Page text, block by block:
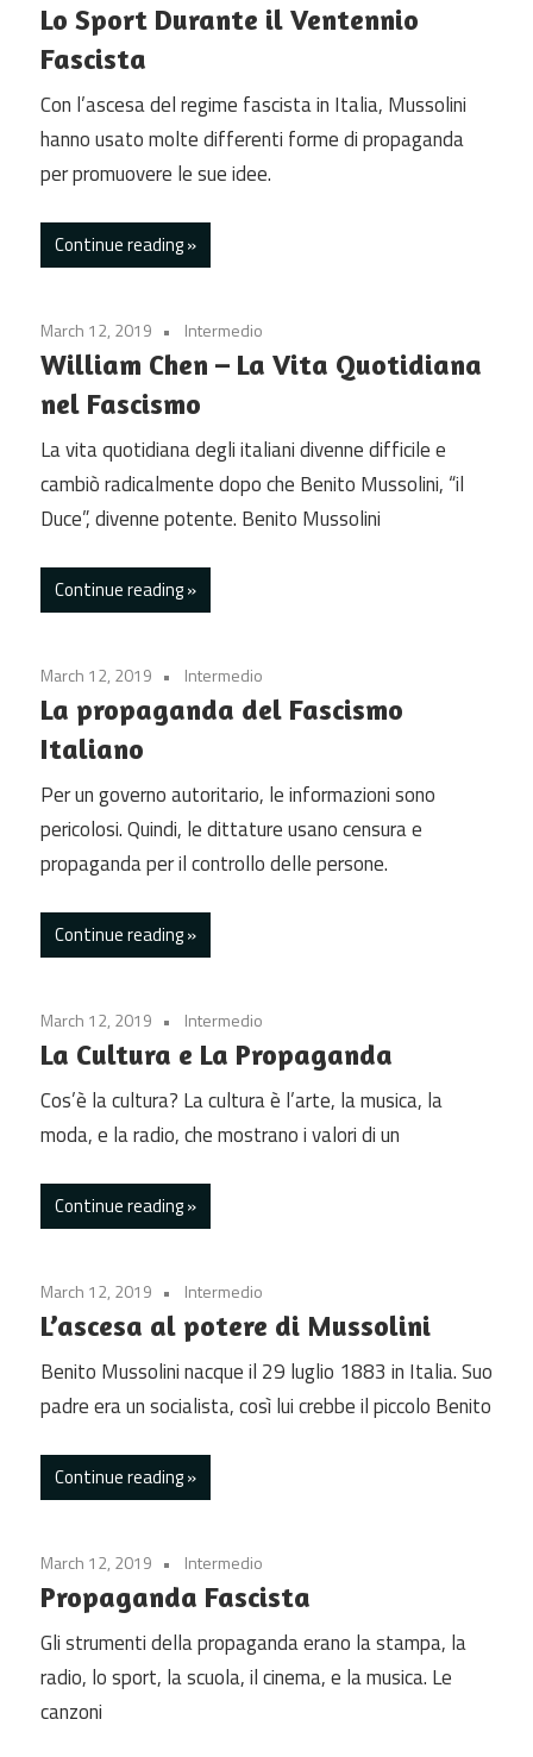
Lo Sport Durante il Ventennio
Fascista
Con l’ascesa del regime fascista in Italia, Mussolini
hanno usato molte differenti forme di propaganda
per promuovere le sue idee.
Continue reading
March 12, 2019 Intermedio
William Chen – La Vita Quotidiana
nel Fascismo
La vita quotidiana degli italiani divenne difficile e
cambiò radicalmente dopo che Benito Mussolini, “il
Duce”, divenne potente. Benito Mussolini
Continue reading
March 12, 2019 Intermedio
La propaganda del Fascismo
Italiano
Per un governo autoritario, le informazioni sono
pericolosi. Quindi, le dittature usano censura e
propaganda per il controllo delle persone.
Continue reading
March 12, 2019 Intermedio
La Cultura e La Propaganda
Cos’è la cultura? La cultura è l’arte, la musica, la
moda, e la radio, che mostrano i valori di un
Continue reading
March 12, 2019 Intermedio
L’ascesa al potere di Mussolini
Benito Mussolini nacque il 29 luglio 1883 in Italia. Suo
padre era un socialista, così lui crebbe il piccolo Benito
Continue reading
March 12, 2019 Intermedio
Propaganda Fascista
Gli strumenti della propaganda erano la stampa, la
radio, lo sport, la scuola, il cinema, e la musica. Le
canzoni